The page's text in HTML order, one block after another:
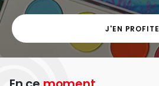
J'EN PROFITE